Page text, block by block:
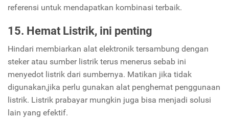
referensi untuk mendapatkan kombinasi terbaik.
15. Hemat Listrik, ini penting
Hindari membiarkan alat elektronik tersambung dengan
steker atau sumber listrik terus menerus sebab ini
menyedot listrik dari sumbernya. Matikan jika tidak
digunakan,jika perlu gunakan alat penghemat penggunaan
listrik. Listrik prabayar mungkin juga bisa menjadi solusi
lain yang efektif.